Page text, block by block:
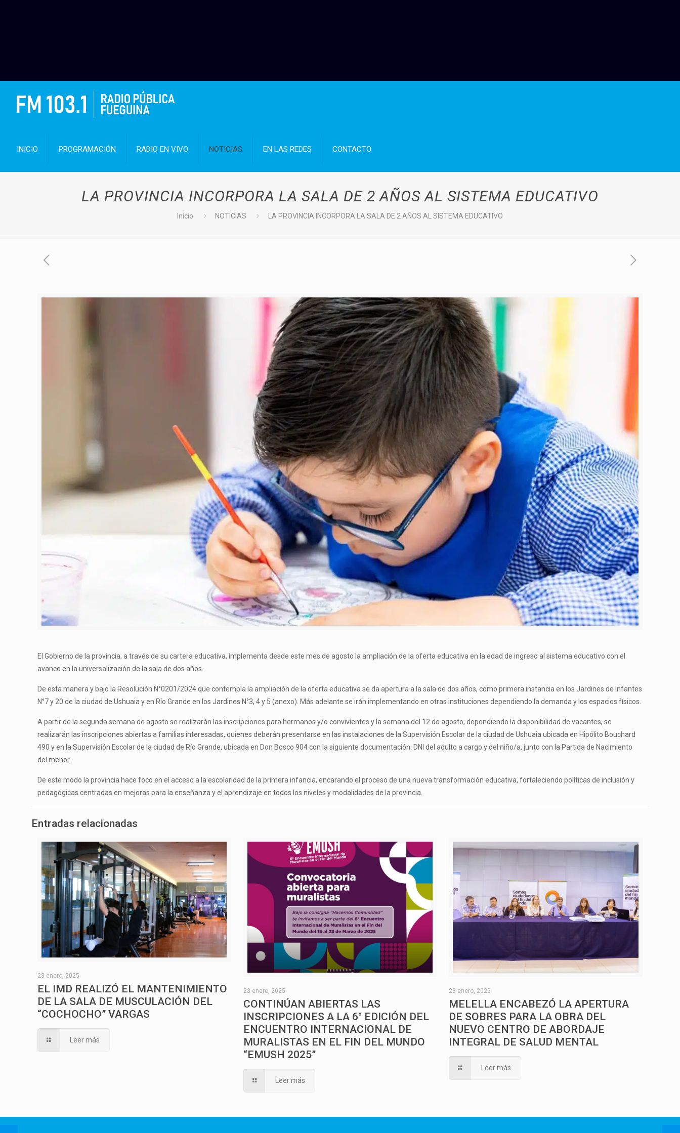
INICIO PROGRAMACIÓN RADIO EN VIVO NOTICIAS EN LAS REDES CONTACTO
LA PROVINCIA INCORPORA LA SALA DE 2 AÑOS AL SISTEMA EDUCATIVO
Inicio NOTICIAS LA PROVINCIA INCORPORA LA SALA DE 2 AÑOS AL SISTEMA EDUCATIVO
El Gobierno de la provincia, a través de su cartera educativa, implementa desde este mes de agosto la ampliación de la oferta educativa en la edad de ingreso al sistema educativo con el
avance en la universalización de la sala de dos años.
De esta manera y bajo la Resolución N°0201/2024 que contempla la ampliación de la oferta educativa se da apertura a la sala de dos años, como primera instancia en los Jardines de Infantes
N°7 y 20 de la ciudad de Ushuaia y en Río Grande en los Jardines N°3, 4 y 5 (anexo). Más adelante se irán implementando en otras instituciones dependiendo la demanda y los espacios físicos.
A partir de la segunda semana de agosto se realizarán las inscripciones para hermanos y/o convivientes y la semana del 12 de agosto, dependiendo la disponibilidad de vacantes, se
realizarán las inscripciones abiertas a familias interesadas, quienes deberán presentarse en las instalaciones de la Supervisión Escolar de la ciudad de Ushuaia ubicada en Hipólito Bouchard
490 y en la Supervisión Escolar de la ciudad de Río Grande, ubicada en Don Bosco 904 con la siguiente documentación: DNI del adulto a cargo y del niño/a, junto con la Partida de Nacimiento
del menor.
De este modo la provincia hace foco en el acceso a la escolaridad de la primera infancia, encarando el proceso de una nueva transformación educativa, fortaleciendo políticas de inclusión y
pedagógicas centradas en mejoras para la enseñanza y el aprendizaje en todos los niveles y modalidades de la provincia.
Entradas relacionadas
23 enero, 2025
EL IMD REALIZÓ EL MANTENIMIENTO
DE LA SALA DE MUSCULACIÓN DEL
“COCHOCHO” VARGAS
Leer más
23 enero, 2025
CONTINÚAN ABIERTAS LAS
INSCRIPCIONES A LA 6° EDICIÓN DEL
ENCUENTRO INTERNACIONAL DE
MURALISTAS EN EL FIN DEL MUNDO
“EMUSH 2025”
Leer más
23 enero, 2025
MELELLA ENCABEZÓ LA APERTURA
DE SOBRES PARA LA OBRA DEL
NUEVO CENTRO DE ABORDAJE
INTEGRAL DE SALUD MENTAL
Leer más